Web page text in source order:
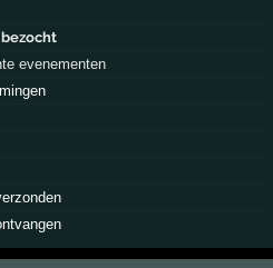
evenementen